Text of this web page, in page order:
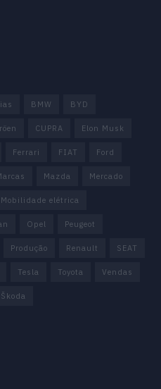
BMW BYD
CUPRA Elon Musk
Ferrari FIAT Ford
Mazda Mercado
Mobilidade elétrica
Opel Peugeot
Produção Renault SEAT
Tesla Toyota Vendas
Škoda